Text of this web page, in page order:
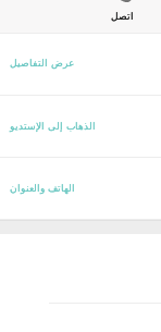
اتصل
عرض التفاصيل
الذهاب إلى الإستديو
الهاتف والعنوان